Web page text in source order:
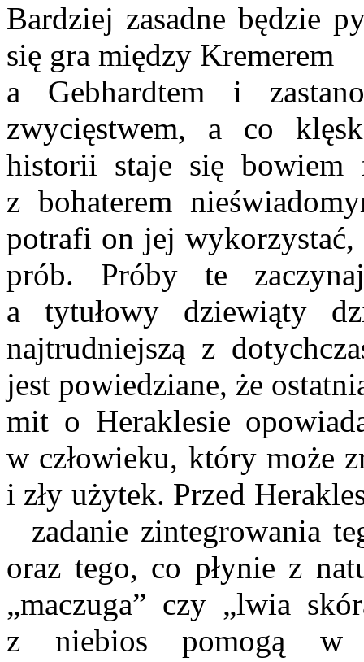
Bardziej zasadne będzie
się gra między Kremerem
a Gebhardtem i
zwycięstwem, a co
historii staje się
z bohaterem
potrafi on jej wykorzystać,
prób. Próby te
a tytułowy dziewiąty
najtrudniejszą z
jest powiedziane, że
mit o Heraklesie
w człowieku, który może
i zły użytek. Przed
zadanie zintegrowania
oraz tego, co płynie z
„maczuga” czy „lwia
z niebios pomogą w